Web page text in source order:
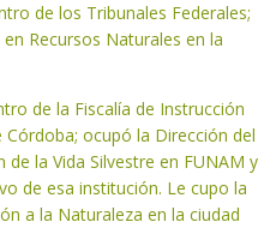
de los Tribunales Federales;
Recursos Naturales en la
de la Fiscalía de Instrucción
ocupó la Dirección del
la Vida Silvestre en FUNAM y
de esa institución. Le cupo la
a la Naturaleza en la ciudad